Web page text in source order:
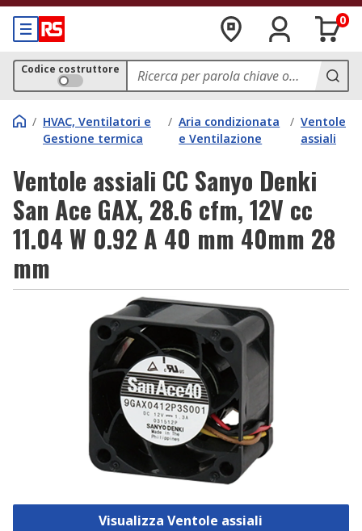
0
Codice costruttore
/ HVAC, Ventilatori e
Gestione termica
/ Aria condizionata
e Ventilazione
/ Ventole
assiali
Ventole assiali CC Sanyo Denki
San Ace GAX, 28.6 cfm, 12V cc
11.04 W 0.92 A 40 mm 40mm 28
mm
Visualizza Ventole assiali